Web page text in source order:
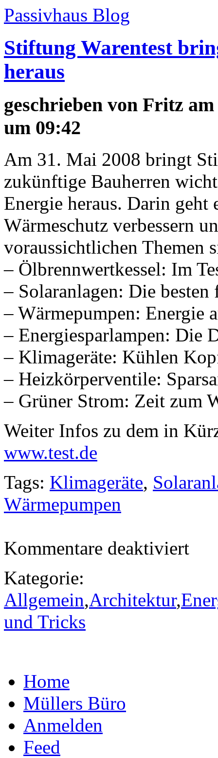
Passivhaus Blog
Stiftung Warentest
heraus
geschrieben von Fritz
um 09:42
Am 31. Mai 2008 bringt
zukünftige Bauherren
Energie heraus. Darin geht
Wärmeschutz verbessern
voraussichtlichen Themen
– Ölbrennwertkessel: Im
– Solaranlagen: Die besten
– Wärmepumpen: Energie
– Energiesparlampen: Die
– Klimageräte: Kühlen
– Heizkörperventile:
– Grüner Strom: Zeit zum
Weiter Infos zu dem in
www.test.de
Tags: Klimageräte,
Wärmepumpen
Kommentare deaktiviert
Energie
heraus
Kategorie:
Allgemein,Architektur,
und Tricks
Home
Müllers Büro
Anmelden
Feed